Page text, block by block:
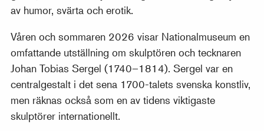
av humor, svärta och erotik.
Våren och sommaren 2026 visar Nationalmuseum en
omfattande utställning om skulptören och tecknaren
Johan Tobias Sergel (1740–1814). Sergel var en
centralgestalt i det sena 1700-talets svenska konstliv,
men räknas också som en av tidens viktigaste
skulptörer internationellt.